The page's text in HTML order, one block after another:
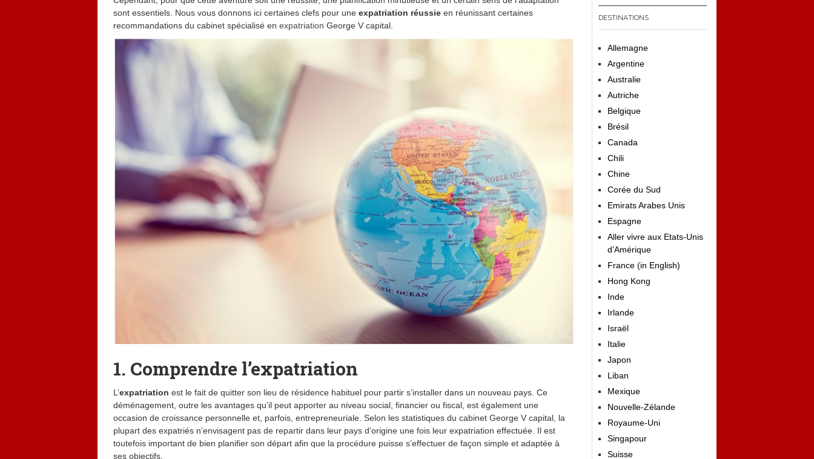
sont essentiels. Nous vous donnons ici certaines clefs pour une expatriation réussie en réunissant certaines
recommandations du cabinet spécialisé en expatriation George V capital.
1. Comprendre l’expatriation
L’expatriation est le fait de quitter son lieu de résidence habituel pour partir s’installer dans un nouveau pays. Ce
déménagement, outre les avantages qu’il peut apporter au niveau social, financier ou fiscal, est également une
occasion de croissance personnelle et, parfois, entrepreneuriale. Selon les statistiques du cabinet George V capital, la
plupart des expatriés n’envisagent pas de repartir dans leur pays d’origine une fois leur expatriation effectuée. Il est
toutefois important de bien planifier son départ afin que la procédure puisse s’effectuer de façon simple et adaptée à
ses objectifs.
DESTINATIONS
Allemagne
Argentine
Australie
Autriche
Belgique
Brésil
Canada
Chili
Chine
Corée du Sud
Emirats Arabes Unis
Espagne
Aller vivre aux Etats-Unis
d’Amérique
France (in English)
Hong Kong
Inde
Irlande
Israël
Italie
Japon
Liban
Mexique
Nouvelle-Zélande
Royaume-Uni
Singapour
Suisse